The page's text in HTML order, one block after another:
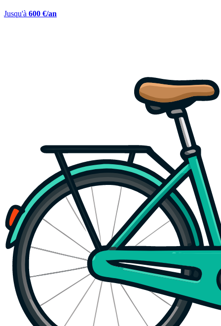
Jusqu'à 600 €/an